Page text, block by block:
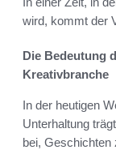
wird, kommt der
Die Bedeutung
Kreativbranche
In der heutigen
Unterhaltung
bei, Geschichten